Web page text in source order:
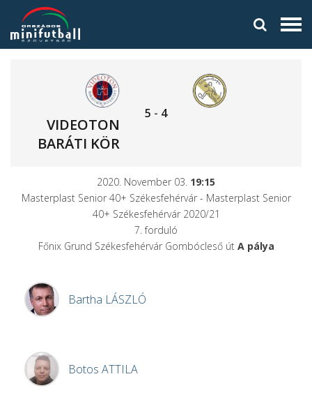
VIDEOTON
BARÁTI KÖR
5 - 4
2020. November 03. 19:15
Masterplast Senior 40+ Székesfehérvár - Masterplast Senior
40+ Székesfehérvár 2020/21
7. forduló
Főnix Grund Székesfehérvár Gombócleső út A pálya
Bartha LÁSZLÓ
Botos ATTILA